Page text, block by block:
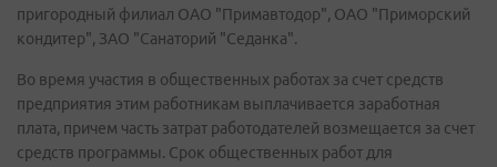
пригородный филиал ОАО "Примавтодор", ОАО "Приморский
кондитер", ЗАО "Санаторий "Седанка".
Во время участия в общественных работах за счет средств
предприятия этим работникам выплачивается заработная
плата, причем часть затрат работодателей возмещается за счет
средств программы. Срок общественных работ для